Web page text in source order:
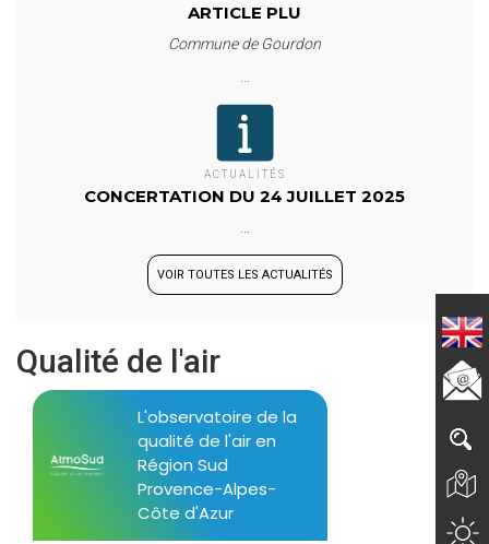
ARTICLE PLU
Commune de Gourdon
ACTUALITÉS
CONCERTATION DU 24 JUILLET 2025
VOIR TOUTES LES ACTUALITÉS
Qualité de l'air